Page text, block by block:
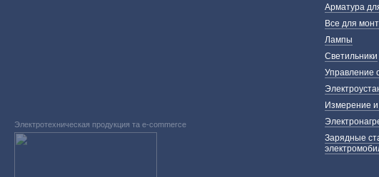
Арматура
Все для
Лампы
Светильники
Управление
Измерение и
Зарядные
Электротехническая продукция та e-commerce